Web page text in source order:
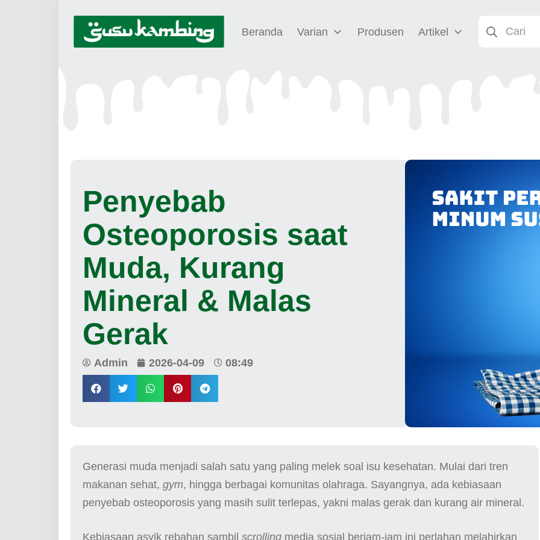
Beranda Varian Produsen Artikel
Penyebab
Osteoporosis saat
Muda, Kurang
Mineral & Malas
Gerak
Admin 2026-04-09 08:49
Generasi muda menjadi salah satu yang paling melek soal isu kesehatan. Mulai dari tren
makanan sehat, gym, hingga berbagai komunitas olahraga. Sayangnya, ada kebiasaan
penyebab osteoporosis yang masih sulit terlepas, yakni malas gerak dan kurang air mineral.
Kebiasaan asyik rebahan sambil scrolling media sosial berjam-jam ini perlahan melahirkan